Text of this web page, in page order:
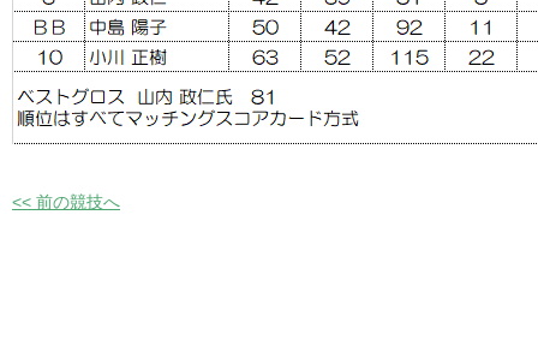
<< 前の競技へ